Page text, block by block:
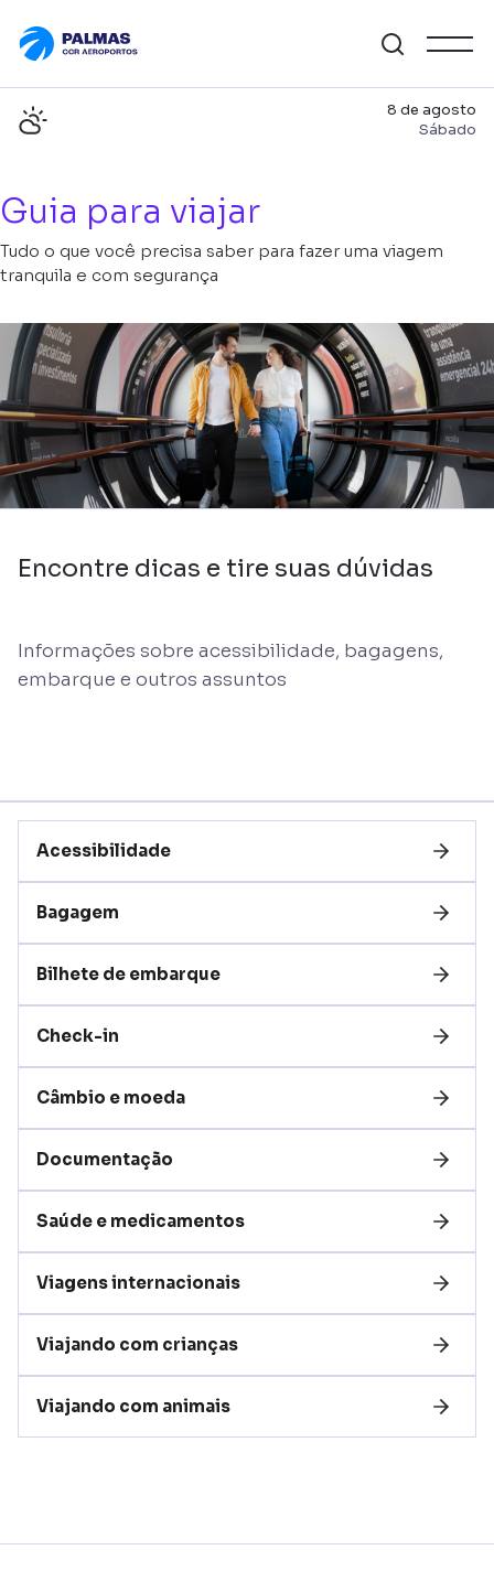
8 de agosto
Sábado
Guia para viajar
Tudo o que você precisa saber para fazer uma viagem
tranquila e com segurança
Encontre dicas e tire suas dúvidas
Informações sobre acessibilidade, bagagens,
embarque e outros assuntos
Acessibilidade
Bagagem
Bilhete de embarque
Check-in
Câmbio e moeda
Documentação
Saúde e medicamentos
Viagens internacionais
Viajando com crianças
Viajando com animais